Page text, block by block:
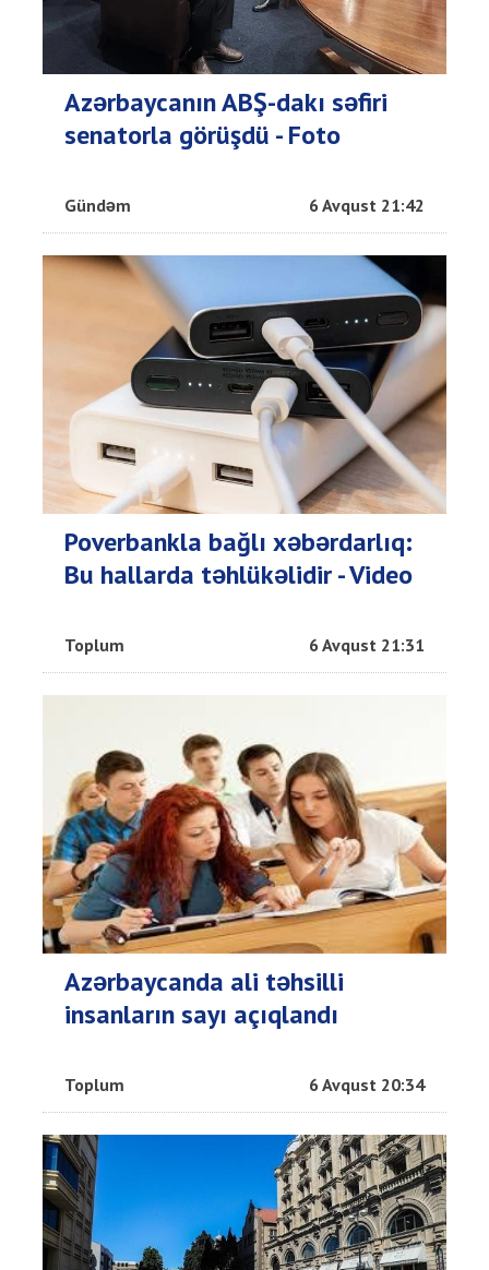
Azərbaycanın ABŞ-dakı səfiri
senatorla görüşdü - Foto
Gündəm 6 Avqust 21:42
Poverbankla bağlı xəbərdarlıq:
Bu hallarda təhlükəlidir - Video
Toplum 6 Avqust 21:31
Azərbaycanda ali təhsilli
insanların sayı açıqlandı
Toplum 6 Avqust 20:34